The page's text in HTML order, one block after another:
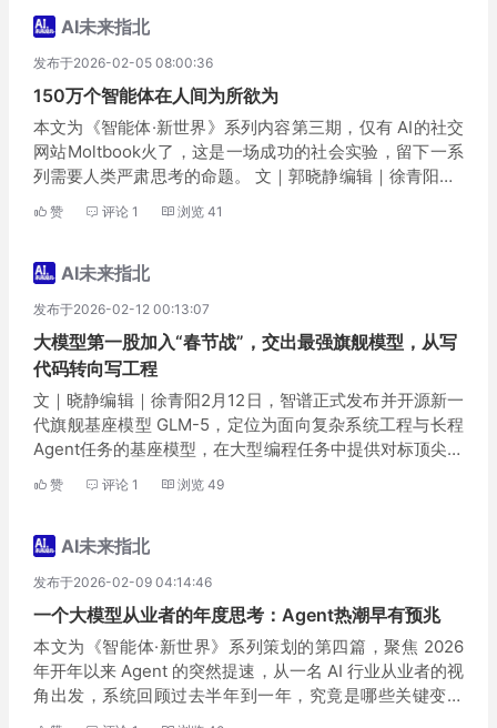
AI未来指北
发布于2026-02-05 08:00:36
150万个智能体在人间为所欲为
本文为《智能体·新世界》系列内容第三期，仅有 AI的社交
网站Moltbook火了，这是一场成功的社会实验，留下一系
列需要人类严肃思考的命题。 文｜郭晓静编辑｜徐青阳Mo
ltbook火了，它被称为AI Agent的Reddit。连续创业者、O
ctane AI...
赞 评论 1 浏览 41
AI未来指北
发布于2026-02-12 00:13:07
大模型第一股加入“春节战”，交出最强旗舰模型，从写
代码转向写工程
文｜晓静编辑｜徐青阳2月12日，智谱正式发布并开源新一
代旗舰基座模型 GLM-5，定位为面向复杂系统工程与长程
Agent任务的基座模型，在大型编程任务中提供对标顶尖闭
源模型的可靠生产力，为懂行的顶尖程序员而生。几周
前，开源社区曾流传一个名为Pony Alp...
赞 评论 1 浏览 49
AI未来指北
发布于2026-02-09 04:14:46
一个大模型从业者的年度思考：Agent热潮早有预兆
本文为《智能体·新世界》系列策划的第四篇，聚焦 2026
年开年以来 Agent 的突然提速，从一名 AI 行业从业者的视
角出发，系统回顾过去半年到一年，究竟是哪些关键变量
共同推动了 Agent 的集中爆发。文｜立委博士编辑｜晓静